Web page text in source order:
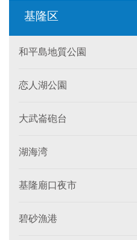
基隆区
和平島地質公園
恋人湖公園
大武崙砲台
湖海湾
基隆廟口夜市
碧砂漁港